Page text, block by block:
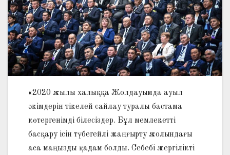
«2020 жылы халыққа Жолдауымда ауыл
әкімдерін тікелей сайлау туралы бастама
көтергенімді білесіздер. Бұл мемлекетті
басқару ісін түбегейлі жаңғырту жолындағы
аса маңызды қадам болды. Себебі жергілікті